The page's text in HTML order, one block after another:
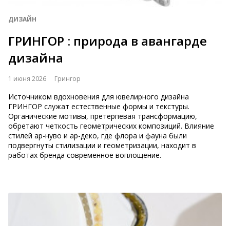
ДИЗАЙН
ГРИНГОР : природа в авангарде
дизайна
1 июня 2026 Грингор
Источником вдохновения для ювелирного дизайна
ГРИНГОР служат естественные формы и текстуры.
Органические мотивы, претерпевая трансформацию,
обретают четкость геометрических композиций. Влияние
стилей ар-нуво и ар-деко, где флора и фауна были
подвергнуты стилизации и геометризации, находит в
работах бренда современное воплощение.